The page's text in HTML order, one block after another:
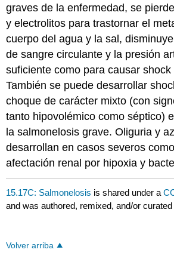
graves de la enfermedad, se
y electrolitos para trastornar el
cuerpo del agua y la sal,
de sangre circulante y la presión
suficiente como para causar
También se puede desarrollar
choque de carácter mixto (con
tanto hipovolémico como séptico)
la salmonelosis grave. Oliguria y
desarrollan en casos severos
afectación renal por hipoxia y
15.17C: Salmonelosis is shared under a
and was authored, remixed, and/or
Volver arriba